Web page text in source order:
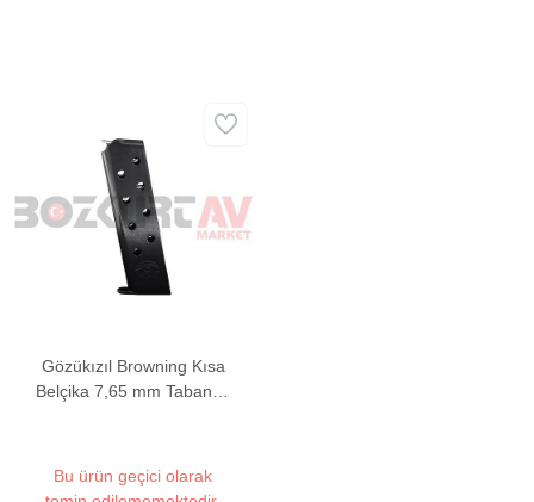
Gözükızıl Browning Kısa
Belçika 7,65 mm Tabanca
Bu ürün geçici olarak